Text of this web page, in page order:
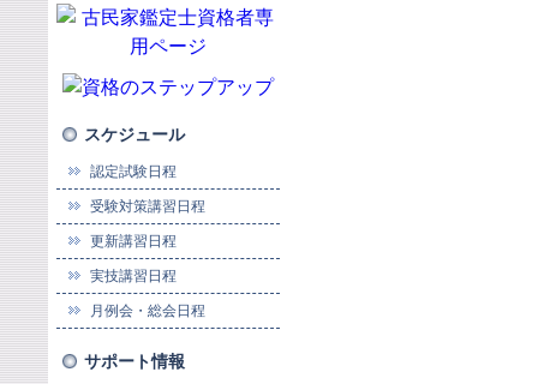
スケジュール
認定試験日程
受験対策講習日程
更新講習日程
実技講習日程
月例会・総会日程
サポート情報